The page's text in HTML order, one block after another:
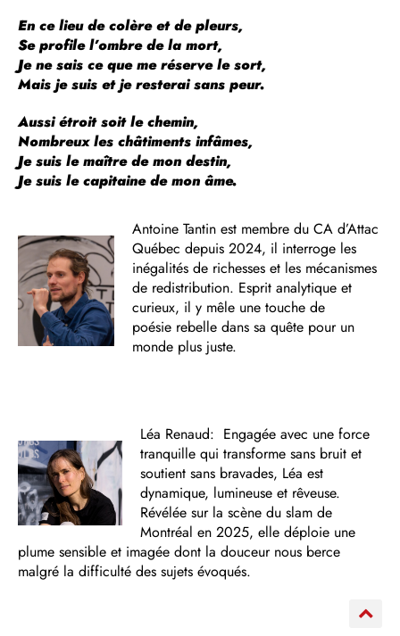
En ce lieu de colère et de pleurs,
Se profile l’ombre de la mort,
Je ne sais ce que me réserve le sort,
Mais je suis et je resterai sans peur.
Aussi étroit soit le chemin,
Nombreux les châtiments infâmes,
Je suis le maître de mon destin,
Je suis le capitaine de mon âme.
Antoine Tantin est membre du CA d’Attac
Québec depuis 2024, il interroge les
inégalités de richesses et les mécanismes
de redistribution. Esprit analytique et
curieux, il y mêle une touche de
poésie rebelle dans sa quête pour un
monde plus juste.
Léa Renaud: Engagée avec une force
tranquille qui transforme sans bruit et
soutient sans bravades, Léa est
dynamique, lumineuse et rêveuse.
Révélée sur la scène du slam de
Montréal en 2025, elle déploie une
plume sensible et imagée dont la douceur nous berce
malgré la difficulté des sujets évoqués.